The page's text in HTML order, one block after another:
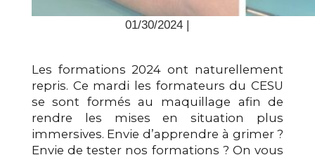
01/30/2024 |
Les formations 2024 ont naturellement
repris. Ce mardi les formateurs du CESU
se sont formés au maquillage afin de
rendre les mises en situation plus
immersives. Envie d’apprendre à grimer ?
Envie de tester nos formations ? On vous